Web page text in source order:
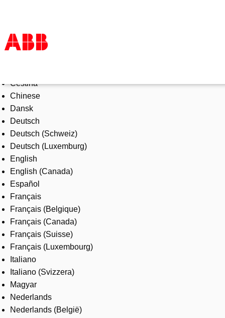
Products & Solutions
Industries
Services
About us
Where to buy
Contact us
Careers
Čeština
Chinese
Dansk
Deutsch
Deutsch (Schweiz)
Deutsch (Luxemburg)
English
English (Canada)
Español
Français
Français (Belgique)
Français (Canada)
Français (Suisse)
Français (Luxembourg)
Italiano
Italiano (Svizzera)
Magyar
Nederlands
Nederlands (België)